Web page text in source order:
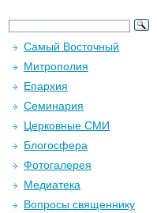
Самый Восточный
Митрополия
Епархия
Семинария
Церковные СМИ
Блогосфера
Фотогалерея
Медиатека
Вопросы священнику